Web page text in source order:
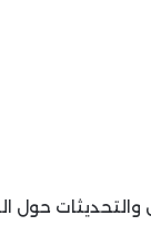
والتحديثات